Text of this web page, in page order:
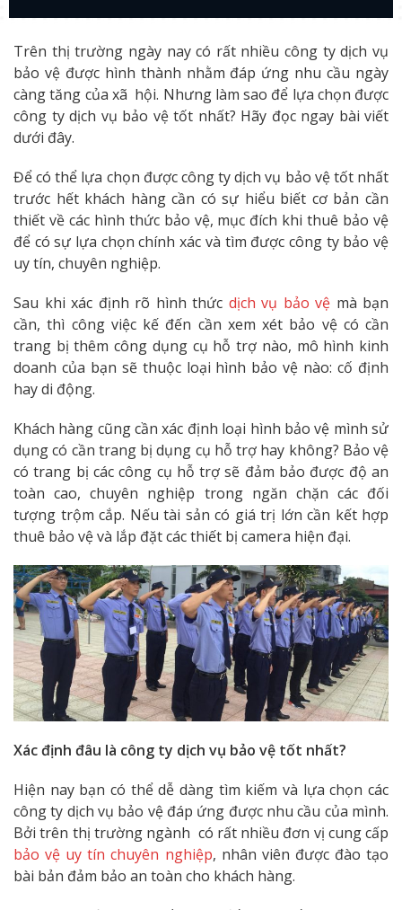
Trên thị trường ngày nay có rất nhiều công ty dịch vụ
bảo vệ được hình thành nhằm đáp ứng nhu cầu ngày
càng tăng của xã hội. Nhưng làm sao để lựa chọn được
công ty dịch vụ bảo vệ tốt nhất? Hãy đọc ngay bài viết
dưới đây.
Để có thể lựa chọn được công ty dịch vụ bảo vệ tốt nhất
trước hết khách hàng cần có sự hiểu biết cơ bản cần
thiết về các hình thức bảo vệ, mục đích khi thuê bảo vệ
để có sự lựa chọn chính xác và tìm được công ty bảo vệ
uy tín, chuyên nghiệp.
Sau khi xác định rõ hình thức dịch vụ bảo vệ mà bạn
cần, thì công việc kế đến cần xem xét bảo vệ có cần
trang bị thêm công dụng cụ hỗ trợ nào, mô hình kinh
doanh của bạn sẽ thuộc loại hình bảo vệ nào: cố định
hay di động.
Khách hàng cũng cần xác định loại hình bảo vệ mình sử
dụng có cần trang bị dụng cụ hỗ trợ hay không? Bảo vệ
có trang bị các công cụ hỗ trợ sẽ đảm bảo được độ an
toàn cao, chuyên nghiệp trong ngăn chặn các đối
tượng trộm cắp. Nếu tài sản có giá trị lớn cần kết hợp
thuê bảo vệ và lắp đặt các thiết bị camera hiện đại.
Xác định đâu là công ty dịch vụ bảo vệ tốt nhất?
Hiện nay bạn có thể dễ dàng tìm kiếm và lựa chọn các
công ty dịch vụ bảo vệ đáp ứng được nhu cầu của mình.
Bởi trên thị trường ngành có rất nhiều đơn vị cung cấp
bảo vệ uy tín chuyên nghiệp, nhân viên được đào tạo
bài bản đảm bảo an toàn cho khách hàng.